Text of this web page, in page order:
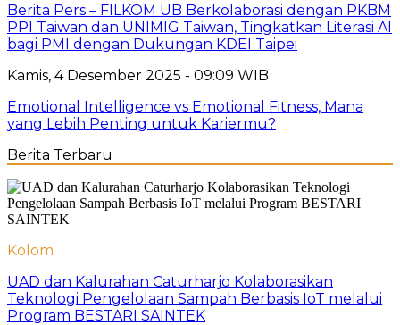
Berita Pers – FILKOM UB Berkolaborasi dengan PKBM
PPI Taiwan dan UNIMIG Taiwan, Tingkatkan Literasi AI
bagi PMI dengan Dukungan KDEI Taipei
Kamis, 4 Desember 2025 - 09:09 WIB
Emotional Intelligence vs Emotional Fitness, Mana
yang Lebih Penting untuk Kariermu?
Berita Terbaru
Kolom
UAD dan Kalurahan Caturharjo Kolaborasikan
Teknologi Pengelolaan Sampah Berbasis IoT melalui
Program BESTARI SAINTEK